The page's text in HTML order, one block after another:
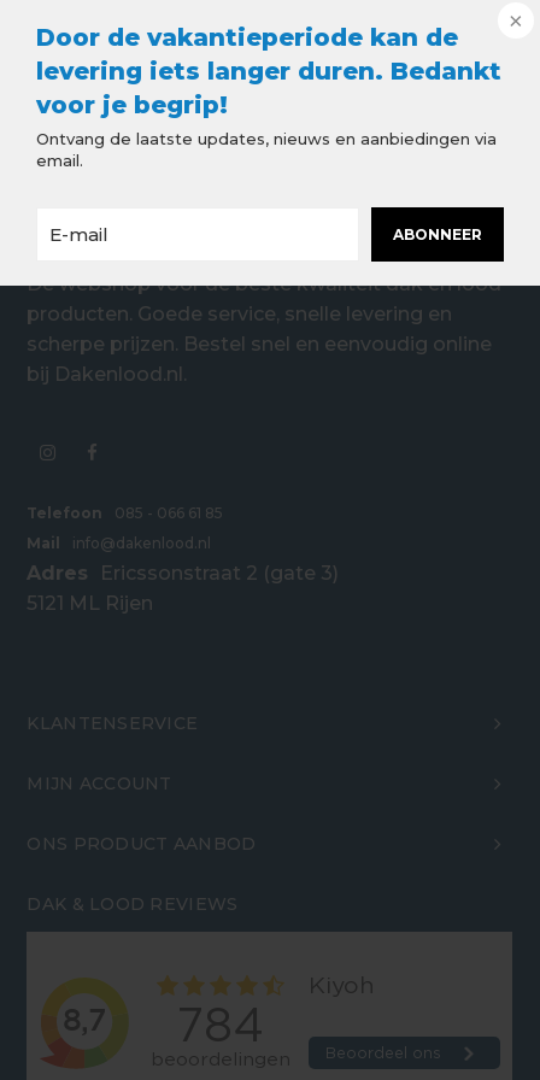
Door de vakantieperiode kan de
levering iets langer duren. Bedankt
voor je begrip!
Ontvang de laatste updates, nieuws en aanbiedingen via
email.
ABONNEER
De webshop voor de beste kwaliteit dak en lood
producten. Goede service, snelle levering en
scherpe prijzen. Bestel snel en eenvoudig online
bij Dakenlood.nl.
Telefoon
085 - 066 61 85
Mail
info@dakenlood.nl
Adres
Ericssonstraat 2 (gate 3)
5121 ML Rijen
KLANTENSERVICE
MIJN ACCOUNT
ONS PRODUCT AANBOD
DAK & LOOD REVIEWS